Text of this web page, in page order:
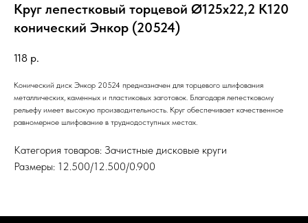
Круг лепестковый торцевой Ø125х22,2 К120
конический Энкор (20524)
118 р.
Конический диск Энкор 20524 предназначен для торцевого шлифования
металлических, каменных и пластиковых заготовок. Благодаря лепестковому
рельефу имеет высокую производительность. Круг обеспечивает качественное
равномерное шлифование в труднодоступных местах.
Категория товаров: Зачистные дисковые круги
Размеры: 12.500/12.500/0.900